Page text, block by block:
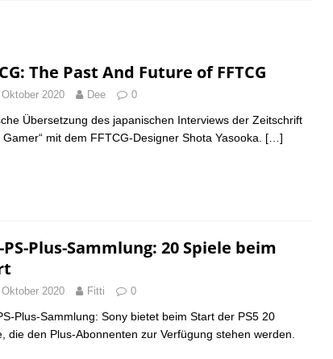
The Past And Future of FFTCG
2020 Dee 0
Übersetzung des japanischen Interviews der Zeitschrift
Gamer“ mit dem FFTCG-Designer Shota Yasooka. […]
PS-Plus-Sammlung: 20 Spiele beim
2020 Fitti 0
Plus-Sammlung: Sony bietet beim Start der PS5 20
die den Plus-Abonnenten zur Verfügung stehen werden.